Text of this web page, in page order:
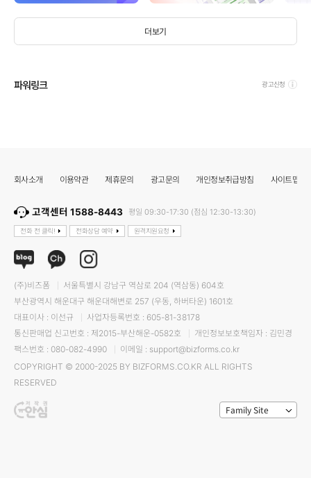
더보기
파워링크 광고신청
회사소개 이용약관 제휴문의 광고문의 개인정보취급방침 사이트맵
고객센터 1588-8443 평일 09:30-17:30 (점심 12:30-13:30)
전화 전 클릭! 전화상담 예약 원격지원요청
(주)비즈폼
서울특별시 강남구 역삼로 204 (역삼동) 604호
부산광역시 해운대구 해운대해변로 257 (우동, 하버타운) 1601호
대표이사 : 이선규
사업자등록번호 : 605-81-38178
통신판매업 신고번호 : 제2015-부산해운-0582호
개인정보보호책임자 : 김민경
팩스번호 : 080-082-4990
이메일 : support@bizforms.co.kr
COPYRIGHT © 2000-2025 BY BIZFORMS.CO.KR ALL RIGHTS
RESERVED
Family Site